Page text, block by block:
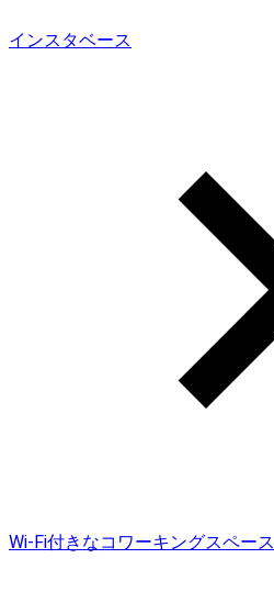
インスタベース
Wi-Fi付きなコワーキングスペース